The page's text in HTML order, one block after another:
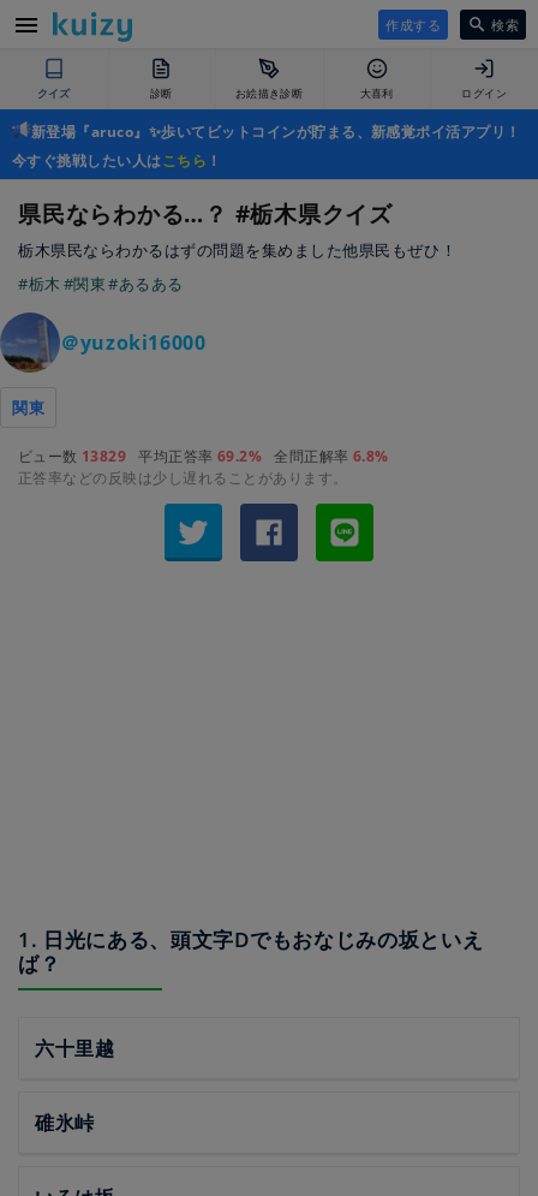
作成する 検索
クイズ 診断 お絵描き診断 大喜利 ログイン
新登場『aruco』✨歩いてビットコインが貯まる、新感覚ポイ活アプリ！
今すぐ挑戦したい人はこちら ！
県民ならわかる…？ #栃木県クイズ
栃木県民ならわかるはずの問題を集めました他県民もぜひ！
#栃木 #関東#あるある
＠yuzoki16000
関東
ビュー数 13829 平均正答率 69.2% 全問正解率 6.8%
正答率などの反映は少し遅れることがあります。
1. 日光にある、頭文字Dでもおなじみの坂といえ
ば？
六十里越
碓氷峠